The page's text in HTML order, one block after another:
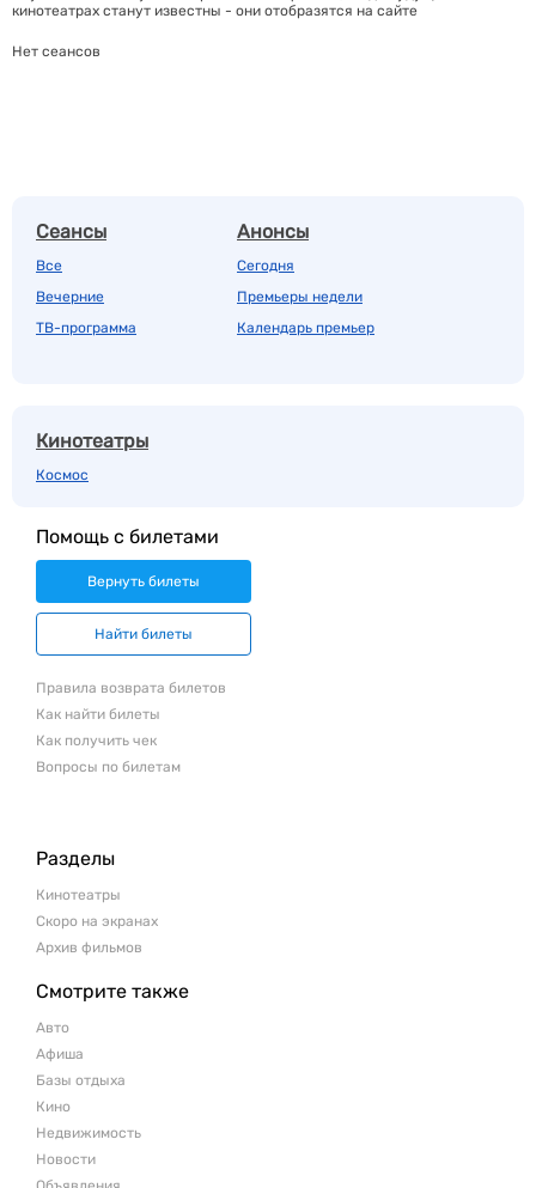
кинотеатрах станут известны - они отобразятся на сайте
Нет сеансов
Сеансы
Все
Вечерние
ТВ-программа
Анонсы
Сегодня
Премьеры недели
Календарь премьер
Кинотеатры
Космос
Помощь с билетами
Вернуть билеты
Найти билеты
Правила возврата билетов
Как найти билеты
Как получить чек
Вопросы по билетам
Разделы
Кинотеатры
Скоро на экранах
Архив фильмов
Смотрите также
Авто
Афиша
Базы отдыха
Кино
Недвижимость
Новости